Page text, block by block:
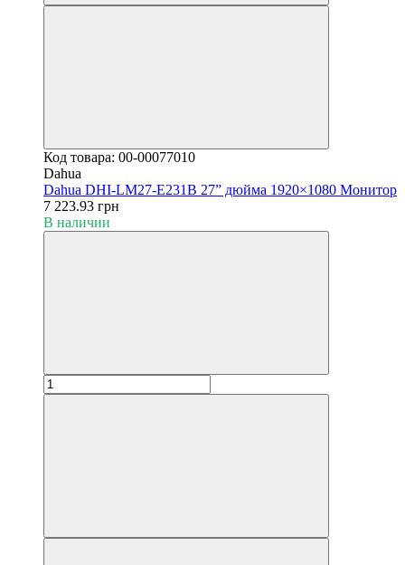
Код товара: 00-00077010
Dahua
Dahua DHI-LM27-E231B 27” дюйма 1920×1080 Монитор
7 223.93 грн
В наличии